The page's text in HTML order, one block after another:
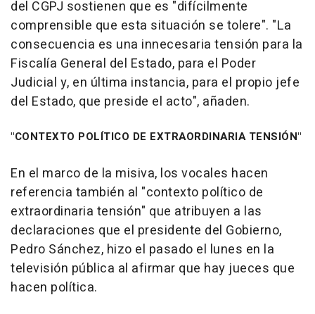
del CGPJ sostienen que es "difícilmente
comprensible que esta situación se tolere". "La
consecuencia es una innecesaria tensión para la
Fiscalía General del Estado, para el Poder
Judicial y, en última instancia, para el propio jefe
del Estado, que preside el acto", añaden.
"CONTEXTO POLÍTICO DE EXTRAORDINARIA TENSIÓN"
En el marco de la misiva, los vocales hacen
referencia también al "contexto político de
extraordinaria tensión" que atribuyen a las
declaraciones que el presidente del Gobierno,
Pedro Sánchez, hizo el pasado el lunes en la
televisión pública al afirmar que hay jueces que
hacen política.